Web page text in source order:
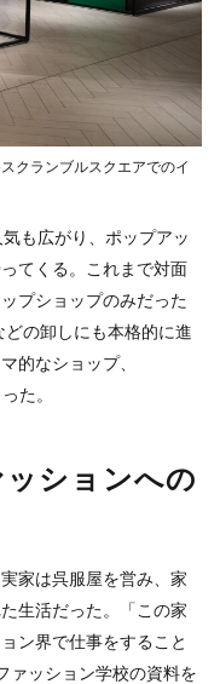
クランブルスクエアでのイ
も広がり、ポップアッ
てくる。これまで対面
プショップのみだった
の卸しにも本格的に進
的なショップ、
た。
ションへの
家は呉服屋を営み、家
生活だった。「この家
ン界で仕事をすること
ァッション学校の資料を